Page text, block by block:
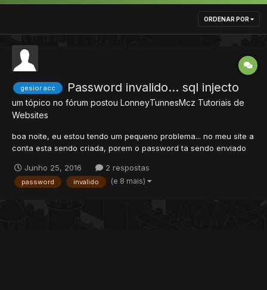
ORDENAR POR
gesior acc Password invalido... sql injecto
um tópico no fórum postou LonneyTunnesMcz Tutoriais de
Websites
boa noite, eu estou tendo um pequeno problema... no meu site a
conta esta sendo criada, porem o password ta sendo enviado
cliente (8.54) quando eu passo a senha ela da invalida... não sei
se é exatamente algum problema no site ou no meu client...
Junho 25, 2016 2 respostas
password invalido (e 8 mais)